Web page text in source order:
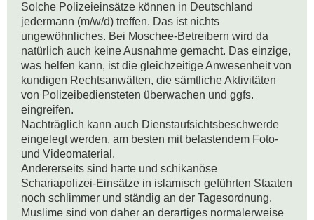
Solche Polizeieinsätze können in Deutschland
jedermann (m/w/d) treffen. Das ist nichts
ungewöhnliches. Bei Moschee-Betreibern wird da
natürlich auch keine Ausnahme gemacht. Das einzige,
was helfen kann, ist die gleichzeitige Anwesenheit von
kundigen Rechtsanwälten, die sämtliche Aktivitäten
von Polizeibediensteten überwachen und ggfs.
eingreifen.
Nachträglich kann auch Dienstaufsichtsbeschwerde
eingelegt werden, am besten mit belastendem Foto-
und Videomaterial.
Andererseits sind harte und schikanöse
Schariapolizei-Einsätze in islamisch geführten Staaten
noch schlimmer und ständig an der Tagesordnung.
Muslime sind von daher an derartiges normalerweise